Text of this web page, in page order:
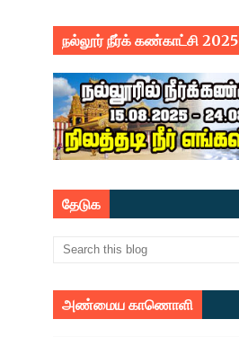
நல்லூர் நீர்க் கண்காட்சி 2025
தேடுக
அண்மைய காணொளி